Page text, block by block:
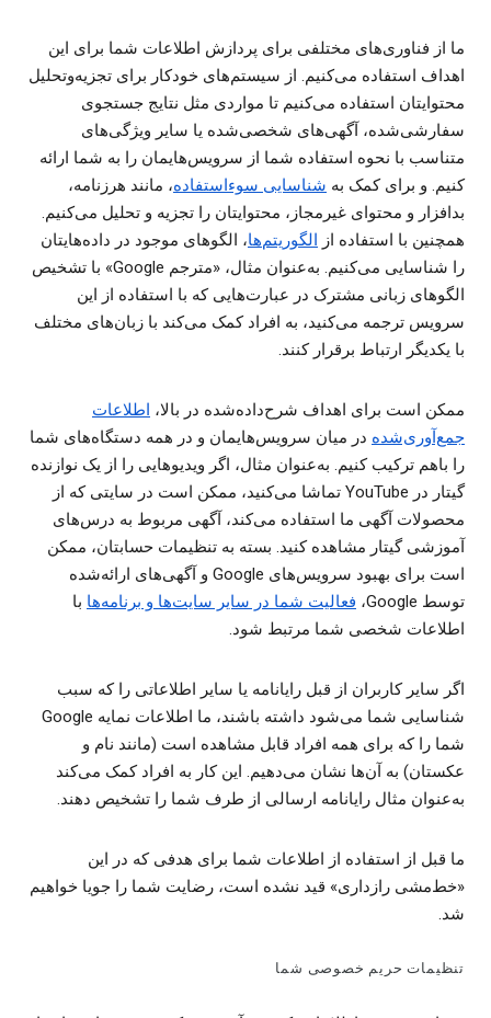
ما از فناوری‌های مختلفی برای پردازش اطلاعات شما برای این
اهداف استفاده می‌کنیم. از سیستم‌های خودکار برای تجزیه‌وتحلیل
محتوایتان استفاده می‌کنیم تا مواردی مثل نتایج جستجوی
سفارشی‌شده، آگهی‌های شخصی‌شده یا سایر ویژگی‌های
متناسب با نحوه استفاده شما از سرویس‌هایمان را به شما ارائه
کنیم. و برای کمک به شناسایی سو‌ءاستفاده، مانند هرزنامه،
بدافزار و محتوای غیرمجاز، محتوایتان را تجزیه و تحلیل می‌کنیم.
همچنین با استفاده از الگوریتم‌ها، الگوهای موجود در داده‌هایتان
را شناسایی می‌کنیم. به‌عنوان مثال، «مترجم Google» با تشخیص
الگوهای زبانی مشترک در عبارت‌هایی که با استفاده از این
سرویس ترجمه می‌کنید، به افراد کمک می‌کند با زبان‌های مختلف
با یکدیگر ارتباط برقرار کنند.
ممکن است برای اهداف شرح‌داده‌شده در بالا، اطلاعات
جمع‌آوری‌شده در میان سرویس‌هایمان و در همه دستگاه‌های شما
را باهم ترکیب کنیم. به‌عنوان مثال، اگر ویدیوهایی را از یک نوازنده
گیتار در YouTube تماشا می‌کنید، ممکن است در سایتی که از
محصولات آگهی ما استفاده می‌کند، آگهی مربوط به درس‌های
آموزشی گیتار مشاهده کنید. بسته به تنظیمات حسابتان، ممکن
است برای بهبود سرویس‌های Google و آگهی‌های ارائه‌شده
توسط Google‏،
فعالیت شما در سایر سایت‌ها و برنامه‌ها با
اطلاعات شخصی شما مرتبط شود.
اگر سایر کاربران از قبل رایانامه یا سایر اطلاعاتی را که سبب
شناسایی شما می‌شود داشته باشند، ما اطلاعات نمایه Google
شما را که برای همه افراد قابل مشاهده است (مانند نام و
عکستان) به آن‌ها نشان می‌دهیم. این کار به افراد کمک می‌کند
به‌عنوان مثال رایانامه ارسالی از طرف شما را تشخیص دهند.
ما قبل از استفاده از اطلاعات شما برای هدفی که در این
«خط‌مشی رازداری» قید نشده است، رضایت شما را جویا خواهیم
شد.
تنظیمات حریم خصوصی شما